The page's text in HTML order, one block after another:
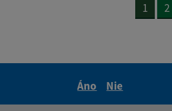
1 2
Áno
Nie